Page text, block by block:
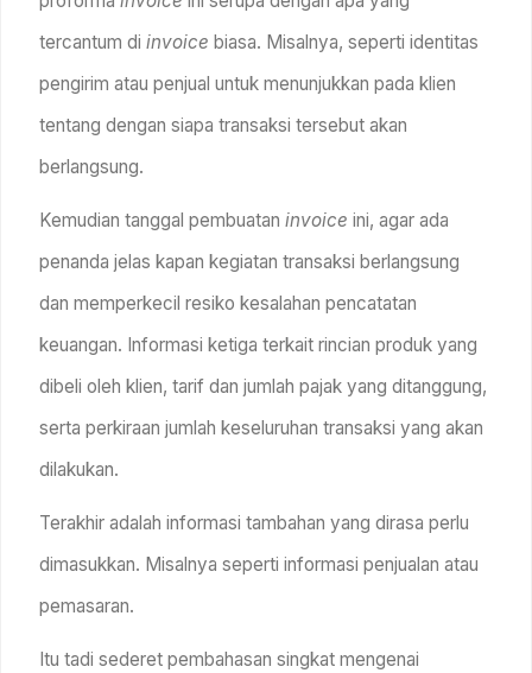
tercantum di invoice biasa. Misalnya, seperti identitas
pengirim atau penjual untuk menunjukkan pada klien
tentang dengan siapa transaksi tersebut akan
berlangsung.
Kemudian tanggal pembuatan invoice ini, agar ada
penanda jelas kapan kegiatan transaksi berlangsung
dan memperkecil resiko kesalahan pencatatan
keuangan. Informasi ketiga terkait rincian produk yang
dibeli oleh klien, tarif dan jumlah pajak yang ditanggung,
serta perkiraan jumlah keseluruhan transaksi yang akan
dilakukan.
Terakhir adalah informasi tambahan yang dirasa perlu
dimasukkan. Misalnya seperti informasi penjualan atau
pemasaran.
Itu tadi sederet pembahasan singkat mengenai